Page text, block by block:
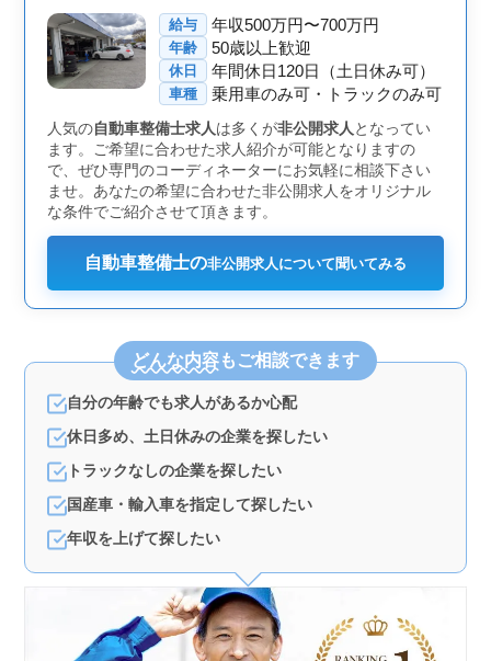
やすい職場環境＞ 残業が月平均10時間と少なめで、ワ
ークライフバランスを大切にできる職場環境です。車通
勤が可能で、通勤の利便性も高く、特に地方で働きたい
方には魅力的な求人です。週5〜6日勤務で、水曜日の固
定休とシフト制の週休二日制が導入されており、プライ
年のベテラン整備士が活躍中で、年齢を問わず、経験を
活かして長期にわたって働ける職場です。 ＜業務内
容とスキルの活用＞ この求人では、定期点検整備や車
検対応、部品交換や補修など、自動車整備士としての幅
広い業務に携わることができます。特に、カーナビや
ETCの設置、オーディオの取付けといった作業もあり、
最新の車両テクノロジーに触れる機会が多いです。資格
ポートするやりがいのある仕事で、技術を高め続けるこ
とが可能です。
給与 年収500万円〜700万円
年齢 50歳以上歓迎
休日 年間休日120日（土日休み可）
車種 乗用車のみ可・トラックのみ可
人気の自動車整備士求人は多くが非公開求人 となってい
ます。ご希望に合わせた求人紹介が可能となりますの
で、ぜひ専門のコーディネーターにお気軽に相談下さい
ませ。あなたの希望に合わせた非公開求人をオリジナル
な条件でご紹介させて頂きます。
自動車整備士の非公開求人について聞いてみる
どんな内容もご相談できます
自分の年齢でも求人があるか心配
休日多め、土日休みの企業を探したい
トラックなしの企業を探したい
国産車・輸入車を指定して探したい
年収を上げて探したい